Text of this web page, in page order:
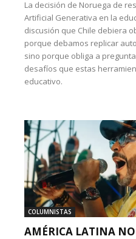
La decisión de Noruega de
Artificial Generativa en la
discusión que Chile debiera
porque debamos replicar
sino porque obliga a
desafíos que estas
educativo.
COLUMNISTAS
AMÉRICA LATINA